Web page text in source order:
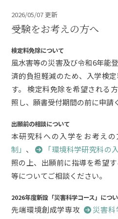
2026/05/07 更新
受験をお考えの方へ
検定料免除について
風水害等の災害及び令和6年能
済的負担軽減のため、入学検
す。 検定料免除を希望される方
照し、願書受付期間の前に申請
出願前の相談について
本研究科への入学をお考えの
制」 、 「環境科学研究科
照の上、出願前に指導を希望
等についてご相談ください。
2026年度新設「災害科学コース」につ
先端環境創成学専攻
災害